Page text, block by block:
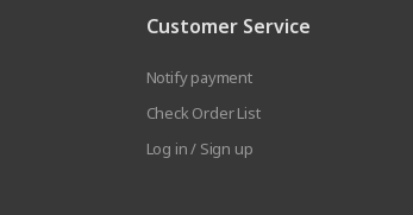
Customer Service
Notify payment
Check Order List
Log in / Sign up